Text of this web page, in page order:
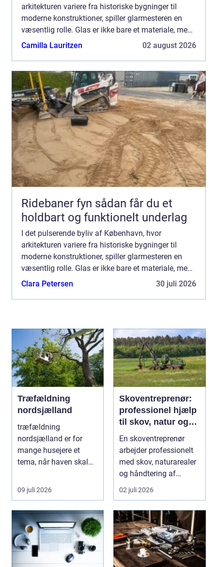
arkitekturen variere fra historiske bygninger til
moderne konstruktioner, spiller glarmesteren en
væsentlig rolle. Glas er ikke bare et materiale, men
en essentiel del af byens æstetik og f...
Camilla Lauritzen 02 august 2026
Ridebaner fyn sådan får du et
holdbart og funktionelt underlag
I det pulserende byliv af København, hvor
arkitekturen variere fra historiske bygninger til
moderne konstruktioner, spiller glarmesteren en
væsentlig rolle. Glas er ikke bare et materiale, men
en essentiel del af byens æstetik og f...
Clara Petersen 30 juli 2026
Træfældning
nordsjælland
træfældning
nordsjælland er for
mange husejere et
tema, når haven skal
skal ...
09 juli 2026
Skoventreprenør:
professionel hjælp
til skov, natur og
træopgaver
En skoventreprenør
arbejder professionelt
med skov, naturarealer
og håndtering af
tr&ae...
02 juli 2026